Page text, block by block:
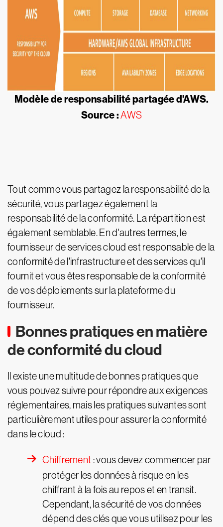
Modèle de responsabilité partagée d'AWS.
Source :AWS
Tout comme vous partagez la responsabilité de la
sécurité, vous partagez également la
responsabilité de la conformité. La répartition est
également semblable. En d'autres termes, le
fournisseur de services cloud est responsable de la
conformité de l'infrastructure et des services qu'il
fournit et vous êtes responsable de la conformité
de vos déploiements sur la plateforme du
fournisseur.
Bonnes pratiques en matière
de conformité du cloud
Il existe une multitude de bonnes pratiques que
vous pouvez suivre pour répondre aux exigences
réglementaires, mais les pratiques suivantes sont
particulièrement utiles pour assurer la conformité
dans le cloud :
Chiffrement : vous devez commencer par
protéger les données à risque en les
chiffrant à la fois au repos et en transit.
Cependant, la sécurité de vos données
dépend des clés que vous utilisez pour les